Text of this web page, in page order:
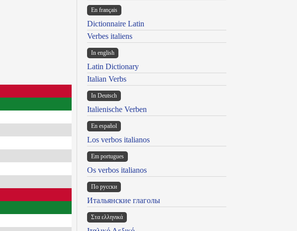
En français
Dictionnaire Latin
Verbes italiens
In english
Latin Dictionary
Italian Verbs
In Deutsch
Italienische Verben
En español
Los verbos italianos
Em portugues
Os verbos italianos
По русски
Итальянские глаголы
Στα ελληνικά